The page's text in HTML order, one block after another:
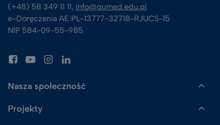
(+48) 58 349 11 11, info@gumed.edu.pl
e-Doręczenia AE:PL-13777-32718-RJUCS-15
NIP 584-09-55-985
Nasza społeczność
Gazeta GUMed
Projekty